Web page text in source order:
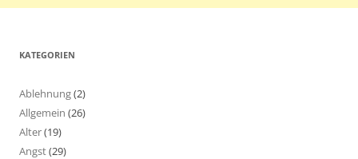
KATEGORIEN
Ablehnung(2)
Allgemein (26)
Alter(19)
Angst(29)